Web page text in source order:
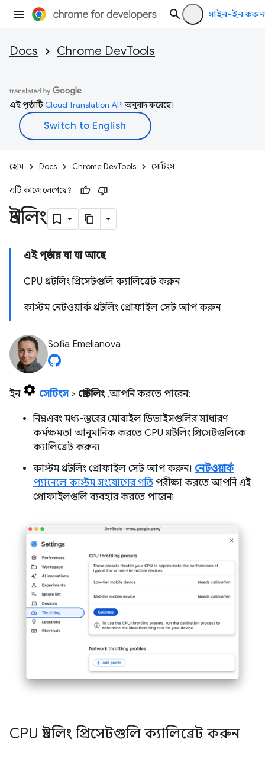
সাইন-ইন করুন
Docs Chrome DevTools
এই পৃষ্ঠাটিCloud Translation APIঅনুবাদ করেছে।
হোম Docs Chrome DevTools সেটিংস
এটি কাজে লেগেছে?
থ্রটলিং
এই পৃষ্ঠায় যা যা আছে
CPU থ্রটলিং প্রিসেটগুলি ক্যালিব্রেট করুন
কাস্টম নেটওয়ার্ক থ্রটলিং প্রোফাইল সেট আপ করুন
Sofia Emelianova
ইন সেটিংস> থ্রোটলিং, আপনি করতে পারেন:
নিম্ন- এবং মধ্য-স্তরের মোবাইল ডিভাইসগুলির সাধারণ
কর্মক্ষমতা আনুমানিক করতে CPU থ্রটলিং প্রিসেটগুলিকে
ক্যালিব্রেট করুন৷
কাস্টম থ্রটলিং প্রোফাইল সেট আপ করুন। নেটওয়ার্ক
প্যানেলে কাস্টম সংযোগের গতি পরীক্ষা করতে আপনি এই
প্রোফাইলগুলি ব্যবহার করতে পারেন৷
CPU থ্রটলিং প্রিসেটগুলি ক্যালিব্রেট করুন